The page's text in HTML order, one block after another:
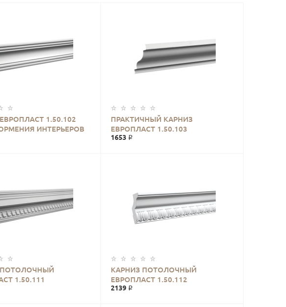
1.50.102
ИНТЕРЬЕРОВ
ПРАКТИЧНЫЙ КАРНИЗ
ЕВРОПЛАСТ 1.50.103
1653 ₽
ПОТОЛОЧНЫЙ
1.50.111
КАРНИЗ ПОТОЛОЧНЫЙ
ЕВРОПЛАСТ 1.50.112
2139 ₽